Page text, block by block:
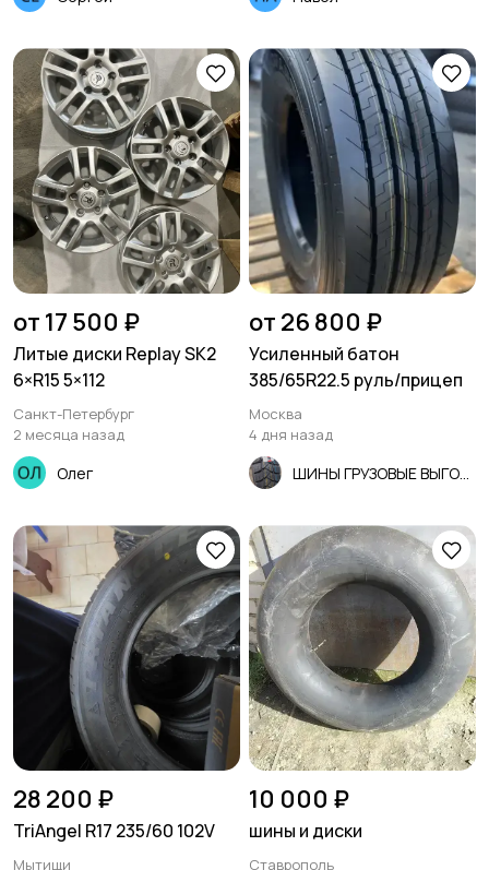
от 17 500 ₽
Литые диски Replay SK2
6×R15 5×112
Санкт-Петербург
2 месяца назад
Олег
от 26 800 ₽
Усиленный батон
385/65R22.5 руль/прицеп
Москва
4 дня назад
28 200 ₽
TriAngel R17 235/60 102V
Мытищи
10 000 ₽
шины и диски
Ставрополь